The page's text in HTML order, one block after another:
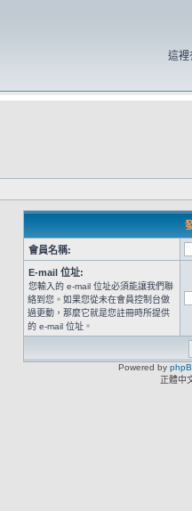
這裡
會員名稱:
E-mail 位址:
您輸入的 e-mail 位址必須能讓我們聯
絡到您。如果您從未在會員控制台做
過更動，那麼它就是您註冊時所提供
的 e-mail 位址。
Powered by
正體中